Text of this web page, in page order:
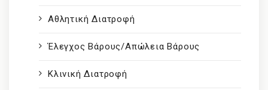
Αθλητική Διατροφή
Έλεγχος Βάρους/Απώλεια Βάρους
Κλινική Διατροφή